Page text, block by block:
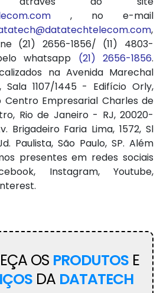
, no e-mail
,
(21) 2656-1856/ (11) 4803-
whatsapp (21) 2656-1856.
na Avenida Marechal
Sala 1107/1445 - Edifício Orly,
Centro Empresarial Charles de
Rio de Janeiro - RJ, 20020-
Brigadeiro Faria Lima, 1572, Sl
Paulista, São Paulo, SP. Além
presentes em redes sociais
Instagram, Youtube,
OS PRODUTOSE
DA DATATECH